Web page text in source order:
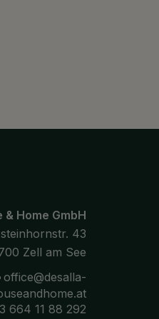
& Home GmbH
43
Zell am See
office@desalla-
664 11 88 292